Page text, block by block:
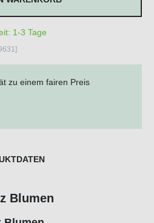
1-3 Tage
zu einem fairen Preis
Blumen